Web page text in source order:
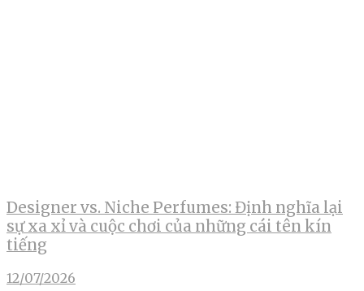
Designer vs. Niche Perfumes: Định nghĩa lại
sự xa xỉ và cuộc chơi của những cái tên kín
tiếng
12/07/2026